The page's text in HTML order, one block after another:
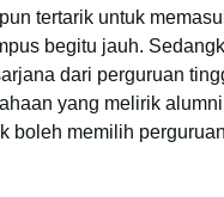
tertarik untuk
begitu jauh.
dari perguruan
yang melirik
boleh memilih